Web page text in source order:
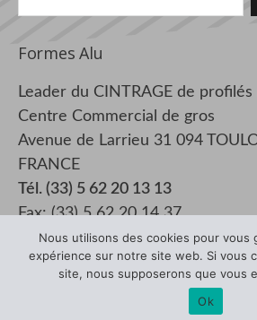
Formes Alu
Leader du CINTRAGE de
Centre Commercial de gros
Avenue de Larrieu 31 094
FRANCE
Tél. (33) 5 62 20 13 13
Fax: (33) 5 62 20 14 37
Nous utilisons des cookies pour vous
expérience sur notre site web. Si vous
site, nous supposerons que vous
Ok